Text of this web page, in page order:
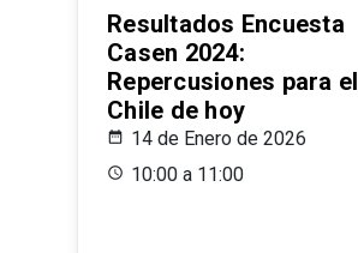
Resultados Encuesta
Casen 2024:
Repercusiones para el
Chile de hoy
14 de Enero de 2026
10:00 a 11:00